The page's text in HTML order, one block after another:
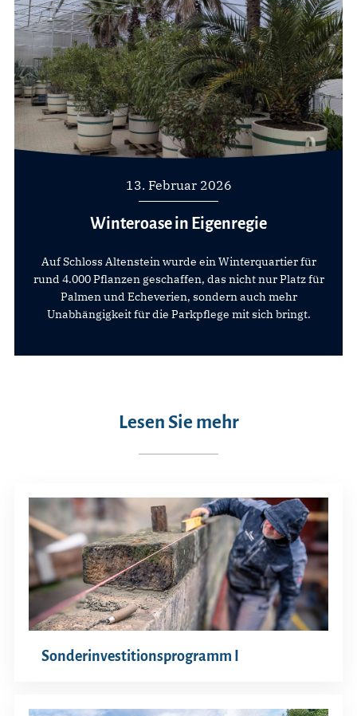
13. Februar 2026
Winteroase in Eigenregie
Auf Schloss Altenstein wurde ein Winterquartier für
rund 4.000 Pflanzen geschaffen, das nicht nur Platz für
Palmen und Echeverien, sondern auch mehr
Unabhängigkeit für die Parkpflege mit sich bringt.
Lesen Sie mehr
Sonderinvestitionsprogramm I